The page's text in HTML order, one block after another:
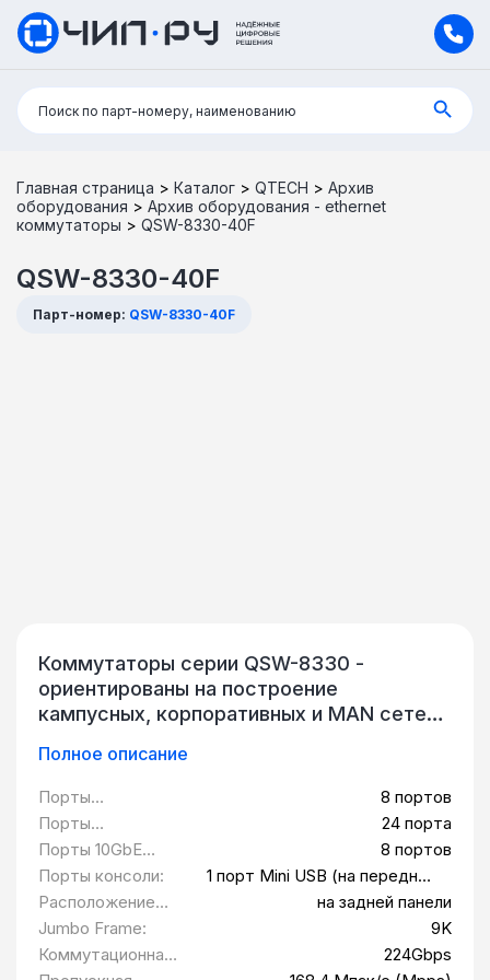
Поиск:
Поиск по парт-номеру, наименованию
Главная страница > Каталог > QTECH > Архив
оборудования > Архив оборудования - ethernet
коммутаторы > QSW-8330-40F
QSW-8330-40F
Парт-номер: QSW-8330-40F
Коммутаторы серии QSW-8330 -
ориентированы на построение
кампусных, корпоративных и MAN сетей.
таких как IPv6, MPLS, VPN, имеют
расширенные возможности управления и
обладают большим спектром функций
безопасности для обеспечения высокой
производительности и
масштабируемости. Коммутаторы
идеально подходят для высокоплотных
уровней агрегирования и уровня ядра,
благодаря своей высокой
Полное описание
Порты
10/100/1000BASE-
T:
8 портов
Порты
100/1000BASE-X
SFP:
24 порта
Порты 10GbE
SFP+:
8 портов
Порты консоли:
1 порт Mini USB (на передней
панели)
Расположение
разъемов
питания:
на задней панели
Jumbo Frame:
9K
Коммутационная
матрица:
224Gbps